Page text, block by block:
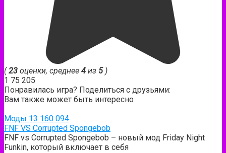
(23 оценки, среднее 4 из 5)
1 75 205
Понравилась игра? Поделиться с друзьями:
Вам также может быть интересно
Моды 13 160 094
FNF VS Corrupted Spongebob
FNF vs Corrupted Spongebob – новый мод Friday Night
Funkin, который включает в себя